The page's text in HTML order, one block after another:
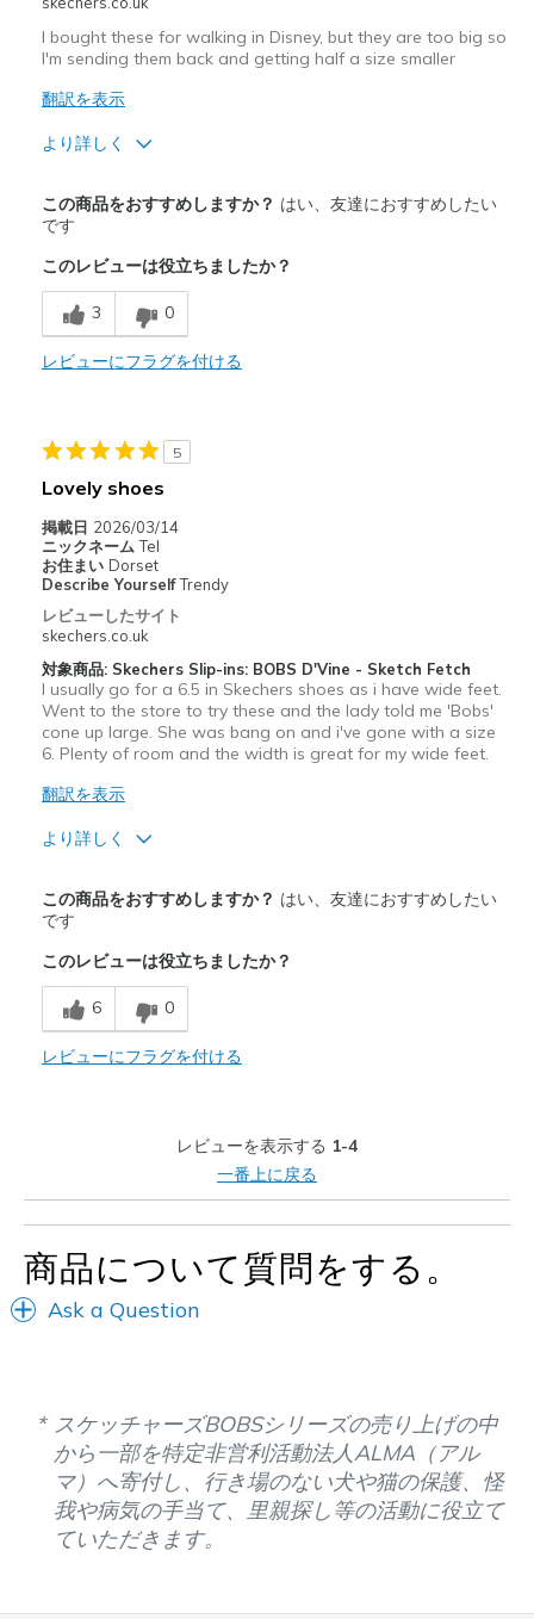
I bought these for walking in Disney, but they are too big so
I'm sending them back and getting half a size smaller
翻訳を表示
より詳しく
Attractive Design
Width
Feels true to width
Sizing
View On Shoes
この商品をおすすめしますか？ はい、友達におすすめしたい
です
このレビューは役立ちましたか？
3 0
レビューにフラグを付ける
5
Lovely shoes
掲載日 2026/03/14
ニックネーム Tel
お住まい Dorset
Describe YourselfTrendy
レビューしたサイト
skechers.co.uk
対象商品: Skechers Slip-ins: BOBS D'Vine - Sketch Fetch
I usually go for a 6.5 in Skechers shoes as i have wide feet.
Went to the store to try these and the lady told me 'Bobs'
cone up large. She was bang on and i've gone with a size
6. Plenty of room and the width is great for my wide feet.
翻訳を表示
より詳しく
Attractive Design
Comfortable
Stylish
以下に最適
Feels true to width
Feels half size too big
View On Shoes
I'm Really Into Shoes
この商品をおすすめしますか？ はい、友達におすすめしたい
です
このレビューは役立ちましたか？
6 0
レビューにフラグを付ける
レビューを表示する 1-4
一番上に戻る
商品について質問をする。
Ask a Question
スケッチャーズBOBSシリーズの売り上げの中
から一部を特定非営利活動法人ALMA（アル
マ）へ寄付し、行き場のない犬や猫の保護、怪
我や病気の手当て、里親探し等の活動に役立て
ていただきます。